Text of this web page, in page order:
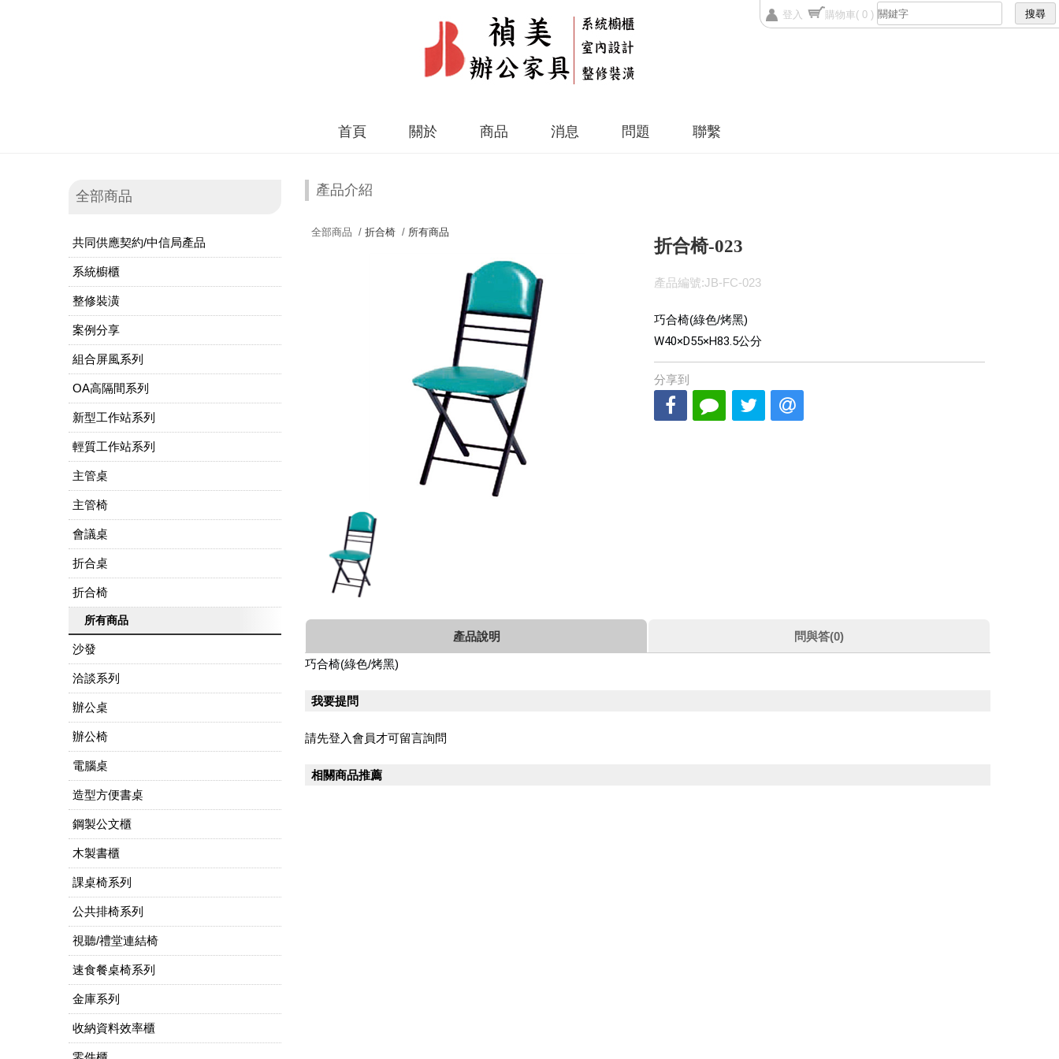
登入 購物車( 0 )
首頁 關於 商品 消息 問題 聯繫
全部商品
共同供應契約/中信局產品
系統櫥櫃
整修裝潢
案例分享
組合屏風系列
OA高隔間系列
新型工作站系列
輕質工作站系列
主管桌
主管椅
會議桌
折合桌
折合椅
所有商品
沙發
洽談系列
辦公桌
辦公椅
電腦桌
造型方便書桌
鋼製公文櫃
木製書櫃
課桌椅系列
公共排椅系列
視聽/禮堂連結椅
速食餐桌椅系列
金庫系列
收納資料效率櫃
產品介紹
全部商品 / 折合椅/ 所有商品
折合椅-023
產品編號:JB-FC-023
巧合椅(綠色/烤黑)
W40×D55×H83.5公分
分享到
產品說明 問與答(0)
巧合椅(綠色/烤黑)
我要提問
請先登入會員才可留言詢問
相關商品推薦